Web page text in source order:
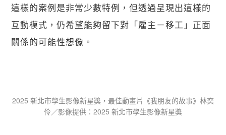
這樣的案例是非常少數特例，但透過呈現出這樣的
互動模式，仍希望能夠留下對「雇主－移工」正面
關係的可能性想像。
2025 新北市學生影像新星獎，最佳動畫片《我朋友的故事》林奕
伶／影像提供：​2025 新北市學生影像新星獎
關閉